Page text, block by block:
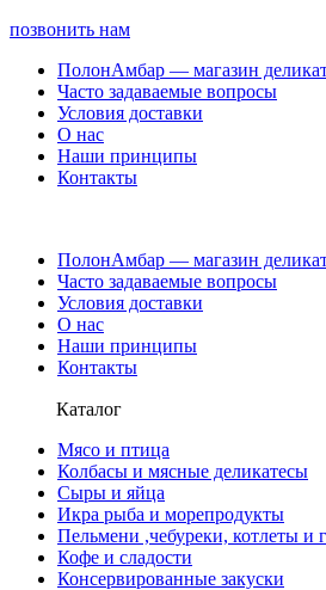
позвонить нам
ПолонАмбар — магазин
Часто задаваемые вопросы
Условия доставки
О нас
Наши принципы
Контакты
ПолонАмбар — магазин
Часто задаваемые вопросы
Условия доставки
О нас
Наши принципы
Контакты
Каталог
Мясо и птица
Колбасы и мясные деликатесы
Сыры и яйца
Икра рыба и морепродукты
Пельмени ,чебуреки, котлеты и
Кофе и сладости
Консервированные закуски